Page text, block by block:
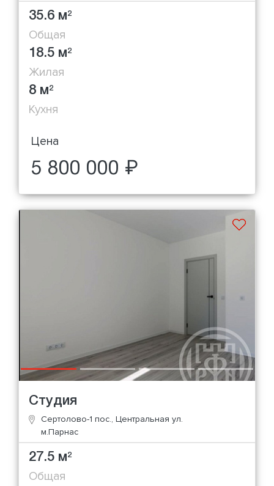
35.6 м2
Общая
18.5 м2
Жилая
8 м2
Кухня
Цена
5 800 000 ₽
Студия
Сертолово-1 пос., Центральная ул.
м.Парнас
27.5 м2
Общая